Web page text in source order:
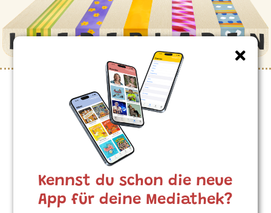
Kinderlieder zum Thema
”Schiff”
Ufo und U-Boot
Andrew Bond
Reisefieber
#Ausserirdische #Hoffnung #Schiff #Ufo
Kennst du schon die neue
App für deine Mediathek?